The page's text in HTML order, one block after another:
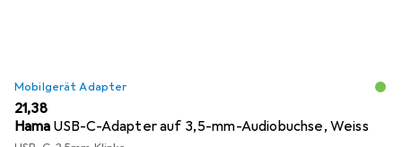
Mobilgerät Adapter
EUR
21,38
Hama USB-C-Adapter auf 3,5-mm-Audiobuchse, Weiss